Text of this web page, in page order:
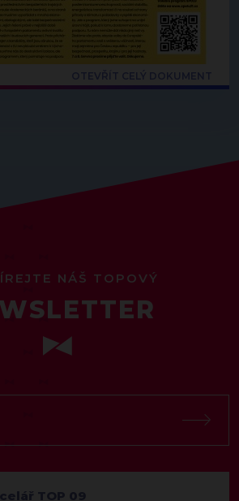
NÁŠ TOPOVÝ
TOP 09